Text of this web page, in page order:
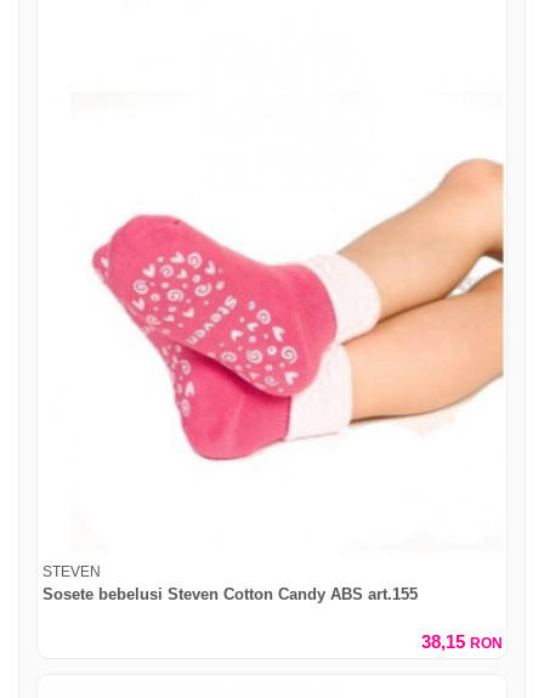
STEVEN
Sosete bebelusi Steven Cotton Candy ABS art.155
38,15 RON